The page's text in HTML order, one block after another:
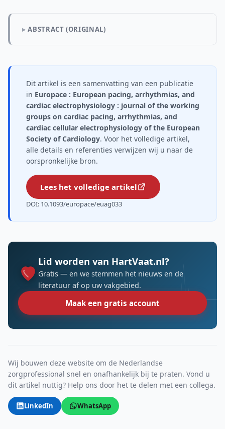
ABSTRACT (ORIGINAL)
Dit artikel is een samenvatting van een publicatie
in Europace : European pacing, arrhythmias, and
cardiac electrophysiology : journal of the working
groups on cardiac pacing, arrhythmias, and
cardiac cellular electrophysiology of the European
Society of Cardiology. Voor het volledige artikel,
alle details en referenties verwijzen wij u naar de
oorspronkelijke bron.
Lees het volledige artikel
DOI: 10.1093/europace/euag033
Lid worden van HartVaat.nl?
Gratis — en we stemmen het nieuws en de
literatuur af op uw vakgebied.
Maak een gratis account
Wij bouwen deze website om de Nederlandse
zorgprofessional snel en onafhankelijk bij te praten. Vond u
dit artikel nuttig? Help ons door het te delen met een collega.
LinkedIn WhatsApp